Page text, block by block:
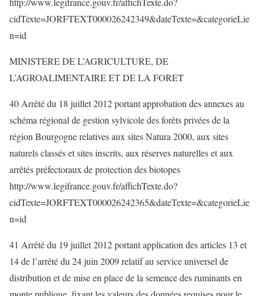
cidTexte=JORFTEXT000026242349&dateTexte=&categorieLie
n=id
MINISTERE DE L’AGRICULTURE, DE
L’AGROALIMENTAIRE ET DE LA FORET
40 Arrêté du 18 juillet 2012 portant approbation des annexes au
schéma régional de gestion sylvicole des forêts privées de la
région Bourgogne relatives aux sites Natura 2000, aux sites
naturels classés et sites inscrits, aux réserves naturelles et aux
arrêtés préfectoraux de protection des biotopes
http://www.legifrance.gouv.fr/affichTexte.do?
cidTexte=JORFTEXT000026242365&dateTexte=&categorieLie
n=id
41 Arrêté du 19 juillet 2012 portant application des articles 13 et
14 de l’arrêté du 24 juin 2009 relatif au service universel de
distribution et de mise en place de la semence des ruminants en